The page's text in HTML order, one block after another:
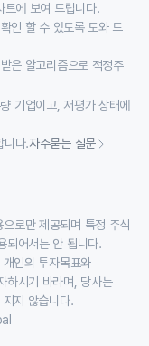
트에 보여 드립니다.
인 할 수 있도록 도와 드
은 알고리즘으로 적정주
기업이고, 저평가 상태에
니다.자주묻는 질문
로만 제공되며 특정 주식
되어서는 안 됩니다.
인의 투자목표와
하시기 바라며, 당사는
지 않습니다.